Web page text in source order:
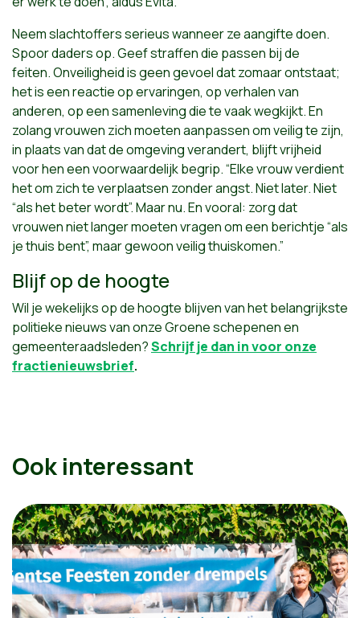
Neem slachtoffers serieus wanneer ze aangifte doen.
Spoor daders op. Geef straffen die passen bij de
feiten. Onveiligheid is geen gevoel dat zomaar ontstaat;
het is een reactie op ervaringen, op verhalen van
anderen, op een samenleving die te vaak wegkijkt. En
zolang vrouwen zich moeten aanpassen om veilig te zijn,
in plaats van dat de omgeving verandert, blijft vrijheid
voor hen een voorwaardelijk begrip. “Elke vrouw verdient
het om zich te verplaatsen zonder angst. Niet later. Niet
“als het beter wordt”. Maar nu. En vooral: zorg dat
vrouwen niet langer moeten vragen om een berichtje “als
je thuis bent”, maar gewoon veilig thuiskomen.”
Blijf op de hoogte
Wil je wekelijks op de hoogte blijven van het belangrijkste
politieke nieuws van onze Groene schepenen en
gemeenteraadsleden?Schrijf je dan in voor onze
fractienieuwsbrief.
Ook interessant